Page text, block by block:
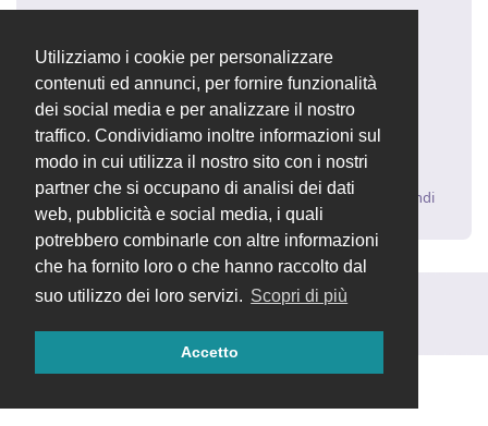
Utilizziamo i cookie per personalizzare
contenuti ed annunci, per fornire funzionalità
dei social media e per analizzare il nostro
traffico. Condividiamo inoltre informazioni sul
modo in cui utilizza il nostro sito con i nostri
partner che si occupano di analisi dei dati
web, pubblicità e social media, i quali
potrebbero combinarle con altre informazioni
che ha fornito loro o che hanno raccolto dal
suo utilizzo dei loro servizi. Scopri di più
Accetto
ora è tutto ok!
Grazie!!!
Rispondi
Rispondi alla discussione...